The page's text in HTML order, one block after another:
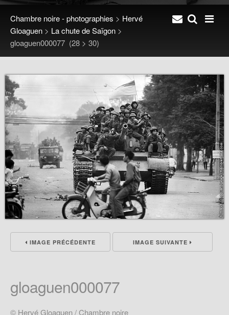
Chambre noire - photographies > Hervé
Gloaguen > La chute de Saïgon >
gloaguen000077 (28 > 30)
IMAGE PRÉCÉDENTE IMAGE SUIVANTE
gloaguen000077
© Hervé Gloaguen / Chambre noire